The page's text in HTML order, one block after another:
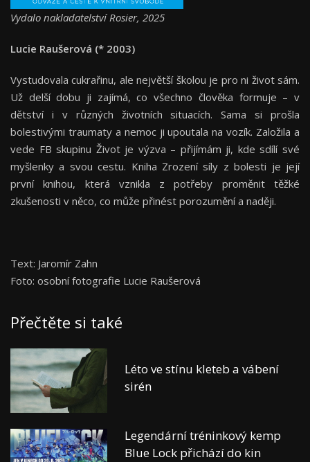
Vydalo nakladatelství Rosier, 2025
Lucie Raušerová (* 2003)
Vystudovala cukrařinu, ale největší školou je pro ni život sám.
Už delší dobu ji zajímá, co všechno člověka formuje – v
dětství i v různých životních situacích. Sama si prošla
bolestivými traumaty a nemoc ji upoutala na vozík. Založila a
vede FB skupinu Život je výzva – přijímám ji, kde sdílí své
myšlenky a svou cestu. Kniha Zrození síly z bolesti je její
první knihou, která vznikla z potřeby proměnit těžké
zkušenosti v něco, co může přinést porozumění a naději.
Text: Jaromír Zahn
Foto: osobní fotografie Lucie Raušerová
Přečtěte si také
Léto ve stínu kleteb a vábení
sirén
Legendární tréninkový kemp
Blue Lock přichází do kin